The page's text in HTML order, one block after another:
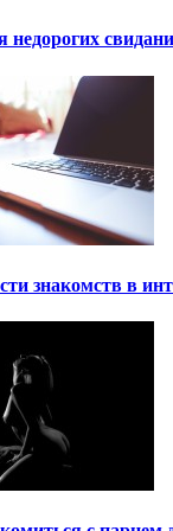
недорогих
знакомств в